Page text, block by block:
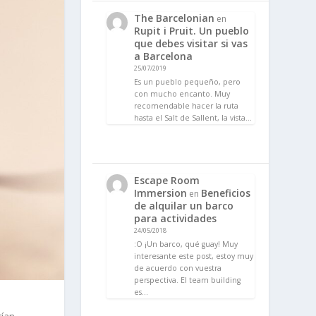
The Barcelonian en
Rupit i Pruit. Un pueblo
que debes visitar si vas
a Barcelona
25/07/2019
Es un pueblo pequeño, pero
con mucho encanto. Muy
recomendable hacer la ruta
hasta el Salt de Sallent, la vista…
Escape Room
Immersion en Beneficios
de alquilar un barco
para actividades
24/05/2018
:O ¡Un barco, qué guay! Muy
interesante este post, estoy muy
de acuerdo con vuestra
perspectiva. El team building
es…